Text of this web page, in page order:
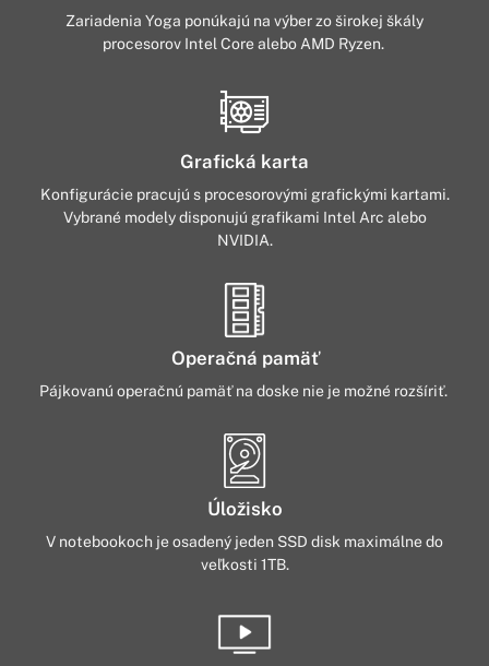
Zariadenia Yoga ponúkajú na výber zo širokej škály
procesorov Intel Core alebo AMD Ryzen.
Grafická karta
Konfigurácie pracujú s procesorovými grafickými kartami.
Vybrané modely disponujú grafikami Intel Arc alebo
NVIDIA.
Operačná pamäť
Pájkovanú operačnú pamäť na doske nie je možné rozšíriť.
Úložisko
V notebookoch je osadený jeden SSD disk maximálne do
veľkosti 1TB.